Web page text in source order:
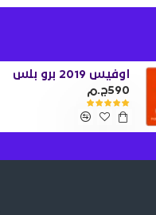
اوفيس 2019 برو بلس
590ج.م